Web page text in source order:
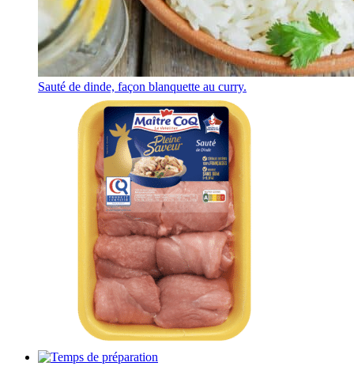
Sauté de dinde, façon blanquette au curry.